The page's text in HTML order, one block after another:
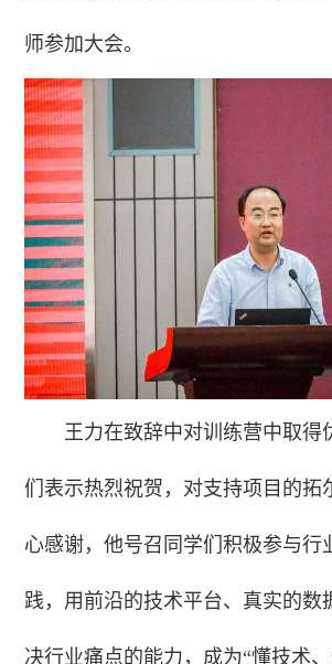
师参加大会。
王力在致辞中对训练营中取得
们表示热烈祝贺，对支持项目的拓
心感谢，他号召同学们积极参与行
践，用前沿的技术平台、真实的数
决行业痛点的能力，成为“懂技术